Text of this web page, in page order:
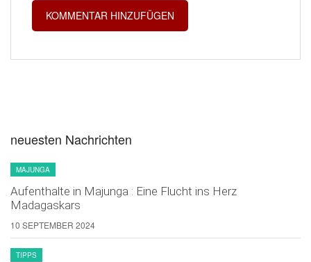
neuesten Nachrichten
MAJUNGA
Aufenthalte in Majunga : Eine Flucht ins Herz
Madagaskars
10 SEPTEMBER 2024
TIPPS